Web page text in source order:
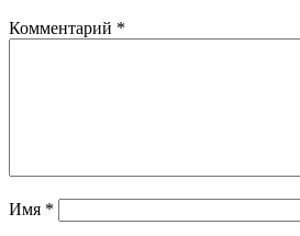
Комментарий *
Имя *